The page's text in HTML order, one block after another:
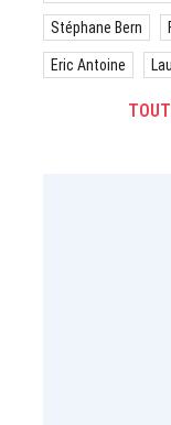
Stéphane Bern
Eric Antoine